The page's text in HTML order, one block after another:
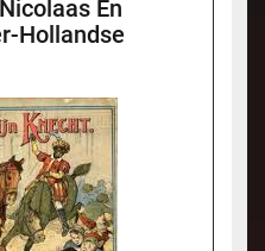
En
Hollandse